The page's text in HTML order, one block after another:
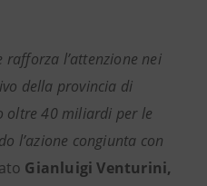
rafforza l’attenzione nei
della provincia di
oltre 40 miliardi per le
l’azione congiunta con
Gianluigi Venturini,